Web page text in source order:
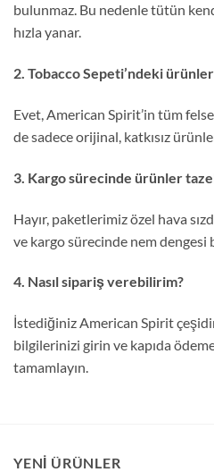
bulunmaz. Bu nedenle tütün
hızla yanar.
2. Tobacco Sepeti’ndeki ürünler
Evet, American Spirit’in tüm
de sadece orijinal, katkısız
3. Kargo sürecinde ürünler
Hayır, paketlerimiz özel hava
ve kargo sürecinde nem dengesi
4. Nasıl sipariş verebilirim?
İstediğiniz American Spirit
bilgilerinizi girin ve kapıda
tamamlayın.
YENI ÜRÜNLER